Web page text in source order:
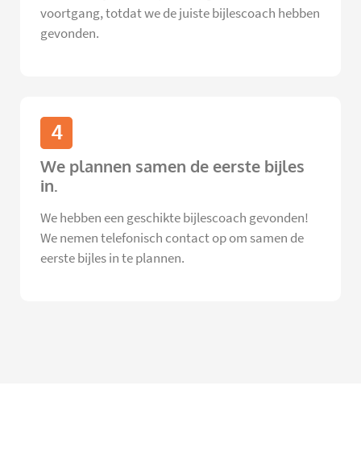
voortgang, totdat we de juiste bijlescoach hebben
gevonden.
4
We plannen samen de eerste bijles
in.
We hebben een geschikte bijlescoach gevonden!
We nemen telefonisch contact op om samen de
eerste bijles in te plannen.